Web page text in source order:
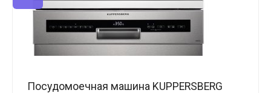
Посудомоечная машина KUPPERSBERG